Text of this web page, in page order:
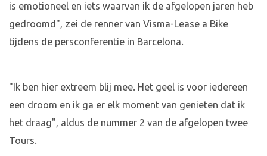
is emotioneel en iets waarvan ik de afgelopen jaren heb
gedroomd", zei de renner van Visma-Lease a Bike
tijdens de persconferentie in Barcelona.
"Ik ben hier extreem blij mee. Het geel is voor iedereen
een droom en ik ga er elk moment van genieten dat ik
het draag", aldus de nummer 2 van de afgelopen twee
Tours.